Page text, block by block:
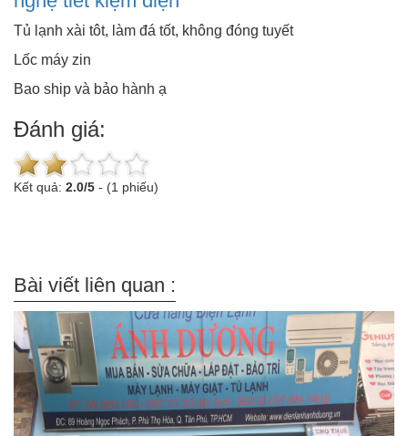
Tủ lạnh xài tôt, làm đá tốt, không đóng tuyết
Lốc máy zin
Bao ship và bảo hành ạ
Đánh giá:
Kết quả: 2.0/5 - (1 phiếu)
Bài viết liên quan :